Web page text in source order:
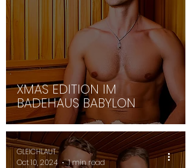
XMAS EDITION IM
BADEHAUS BABYLON
GLEICHLAUT
Oct 10, 2024
1 min read